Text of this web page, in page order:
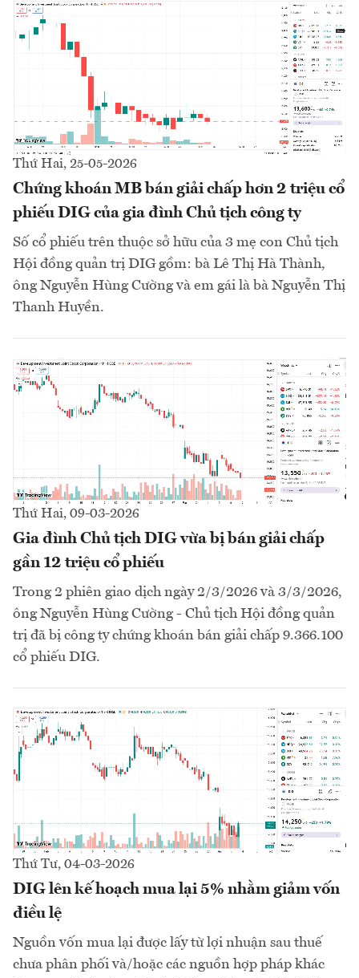
Thứ Hai, 25-05-2026
Chứng khoán MB bán giải chấp hơn 2 triệu cổ
phiếu DIG của gia đình Chủ tịch công ty
Số cổ phiếu trên thuộc sở hữu của 3 mẹ con Chủ tịch
Hội đồng quản trị DIG gồm: bà Lê Thị Hà Thành,
ông Nguyễn Hùng Cường và em gái là bà Nguyễn Thị
Thanh Huyền.
Thứ Hai, 09-03-2026
Gia đình Chủ tịch DIG vừa bị bán giải chấp
gần 12 triệu cổ phiếu
Trong 2 phiên giao dịch ngày 2/3/2026 và 3/3/2026,
ông Nguyễn Hùng Cường - Chủ tịch Hội đồng quản
trị đã bị công ty chứng khoán bán giải chấp 9.366.100
cổ phiếu DIG.
Thứ Tư, 04-03-2026
DIG lên kế hoạch mua lại 5% nhằm giảm vốn
điều lệ
Nguồn vốn mua lại được lấy từ lợi nhuận sau thuế
chưa phân phối và/hoặc các nguồn hợp pháp khác